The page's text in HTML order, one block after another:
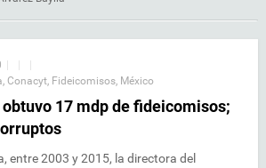
, Conacyt, Fideicomisos, México
17 mdp de fideicomisos;
entre 2003 y 2015, la directora del